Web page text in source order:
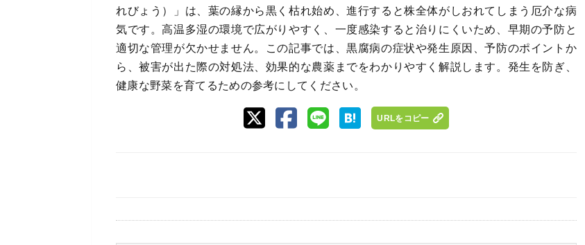
れびょう）」は、葉の縁から黒く枯れ始め、進行すると株全体がしおれてしまう厄介な病
気です。高温多湿の環境で広がりやすく、一度感染すると治りにくいため、早期の予防と
適切な管理が欠かせません。この記事では、黒腐病の症状や発生原因、予防のポイントか
ら、被害が出た際の対処法、効果的な農薬までをわかりやすく解説します。発生を防ぎ、
健康な野菜を育てるための参考にしてください。
URLをコピー